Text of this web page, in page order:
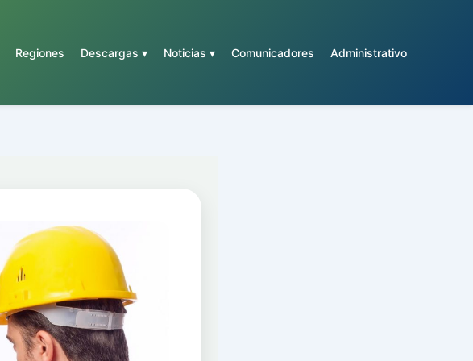
Regiones Descargas ▾ Noticias ▾ Comunicadores Administrativo